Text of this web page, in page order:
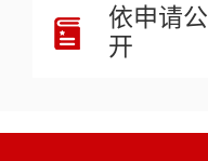
依申请公
开